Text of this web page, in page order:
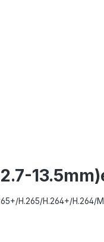
H.265/H.264+/H.264/